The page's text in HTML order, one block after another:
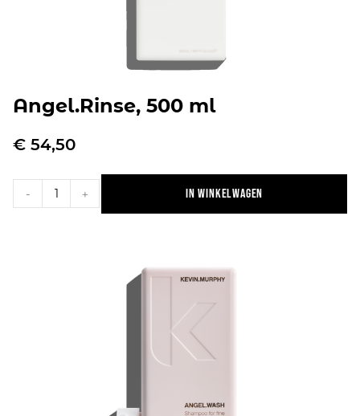
Angel.Rinse, 500 ml
€ 54,50
- + In winkelwagen